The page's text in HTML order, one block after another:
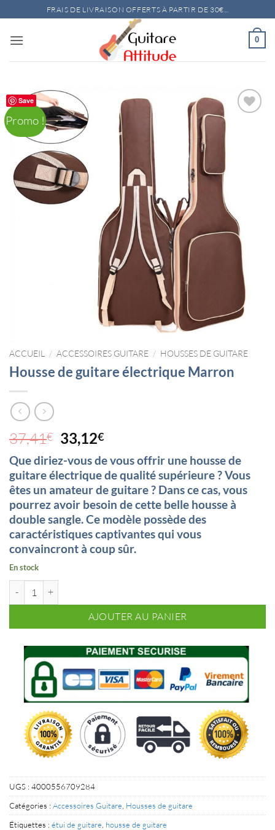
au
contenu
FRAIS DE LIVRAISON OFFERTS À PARTIR DE 30€...
0
Save
Promo !
ACCUEIL / ACCESSOIRES GUITARE / HOUSSES DE GUITARE
Housse de guitare électrique Marron
37,41€ Le
prix
initial
était :
37,41€.
33,12€Le
actuel
est :
33,12€.
Que diriez-vous de vous offrir une housse de
guitare électrique de qualité supérieure ? Vous
êtes un amateur de guitare ? Dans ce cas, vous
pourrez avoir besoin de cette belle housse à
double sangle. Ce modèle possède des
caractéristiques captivantes qui vous
convaincront à coup sûr.
En stock
AJOUTER AU PANIER
UGS : 4000556709284
Catégories : Accessoires Guitare Housses de guitare
Étiquettes : étui de guitare housse de guitare